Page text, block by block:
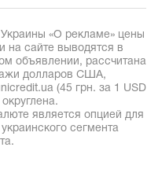
«О рекламе» цены
на сайте выводятся в
объявлении, рассчитана
долларов США,
(45 грн. за 1 USD
является опцией для
сегмента